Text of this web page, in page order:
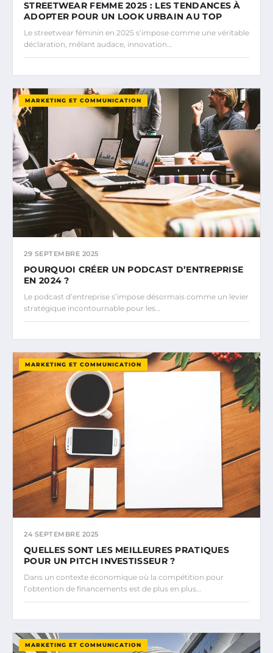
STREETWEAR FEMME 2025 : LES TENDANCES À
ADOPTER POUR UN LOOK URBAIN AU TOP
Le streetwear féminin en 2025 s’impose comme une véritable
déclaration, mêlant audace, innovation…
MARKETING ET COMMUNICATION
29 SEPTEMBRE 2025
POURQUOI CRÉER UN PODCAST D’ENTREPRISE
EN 2024 ?
Le podcast d’entreprise s’impose désormais comme un levier
stratégique incontournable pour les…
MARKETING ET COMMUNICATION
24 SEPTEMBRE 2025
QUELLES SONT LES MEILLEURES PRATIQUES
POUR UN PITCH INVESTISSEUR ?
Dans un contexte économique où la compétition pour
l’obtention de financements est de plus en plus…
MARKETING ET COMMUNICATION